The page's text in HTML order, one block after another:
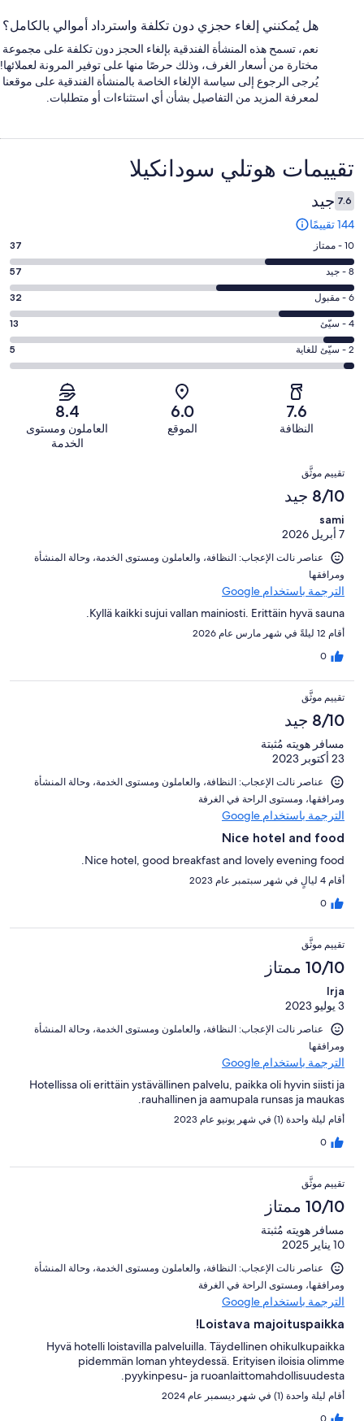
هل يُمكنني إلغاء حجزي دون تكلفة واسترداد أموالي بالكامل؟
نعم، تسمح هذه المنشأة الفندقية بإلغاء الحجز دون تكلفة على مجموعة
مختارة من أسعار الغرف، وذلك حرصًا منها على توفير المرونة لعملائها!
يُرجى الرجوع إلى سياسة الإلغاء الخاصة بالمنشأة الفندقية على موقعنا
لمعرفة المزيد من التفاصيل بشأن أي استثناءات أو متطلبات.
التقييمات
تقييمات ⁦هوتلي سودانكيلا⁩
7.6 جيد
144 تقييمًا
درجة
التصنيف
10
-
ممتاز.
37
من
أصل
10 - ممتاز 37
درجة
التصنيف
8
-
جيد.
57
8 - جيد 57
درجة
التصنيف
6
-
مقبول.
تقييمات
النزلاء
6 - مقبول 32
درجة
التصنيف
4
من
تقييمات
النزلاء
4 - سيّئ 13
درجة
التصنيف
من
أصل
144
من
تقييمات
النزلاء
2 - سيّئ للغاية 5
7.6
النظافة
6.0
الموقع
8.4
العاملون ومستوى
الخدمة
التقييمات
تقييم موثَّق
8/10 جيد
sami
7 أبريل 2026
عناصر نالت الإعجاب: ⁦النظافة⁩، و⁦العاملون ومستوى الخدمة⁩، و⁦حالة المنشأة
ومرافقها⁩
الترجمة باستخدام Google
Kyllä kaikki sujui vallan mainiosti. Erittäin hyvä sauna.
أقام 12 ليلةً في شهر مارس عام 2026
0
تقييم موثَّق
8/10 جيد
مسافر هويته مُثبتة
23 أكتوبر 2023
عناصر نالت الإعجاب: ⁦النظافة⁩، و⁦العاملون ومستوى الخدمة⁩، و⁦حالة المنشأة
ومرافقها⁩، و⁦مستوى الراحة في الغرفة⁩
الترجمة باستخدام Google
Nice hotel and food
Nice hotel, good breakfast and lovely evening food.
أقام 4 ليالٍ في شهر سبتمبر عام 2023
0
تقييم موثَّق
10/10 ممتاز
Irja
3 يوليو 2023
عناصر نالت الإعجاب: ⁦النظافة⁩، و⁦العاملون ومستوى الخدمة⁩، و⁦حالة المنشأة
ومرافقها⁩
الترجمة باستخدام Google
Hotellissa oli erittäin ystävällinen palvelu, paikka oli hyvin siisti ja
rauhallinen ja aamupala runsas ja maukas.
أقام ليلة واحدة (1) في شهر يونيو عام 2023
0
تقييم موثَّق
10/10 ممتاز
مسافر هويته مُثبتة
10 يناير 2025
عناصر نالت الإعجاب: ⁦النظافة⁩، و⁦العاملون ومستوى الخدمة⁩، و⁦حالة المنشأة
ومرافقها⁩، و⁦مستوى الراحة في الغرفة⁩
الترجمة باستخدام Google
Loistava majoituspaikka!
Hyvä hotelli loistavilla palveluilla. Täydellinen ohikulkupaikka
pidemmän loman yhteydessä. Erityisen iloisia olimme
pyykinpesu- ja ruoanlaittomahdollisuudesta.
أقام ليلة واحدة (1) في شهر ديسمبر عام 2024